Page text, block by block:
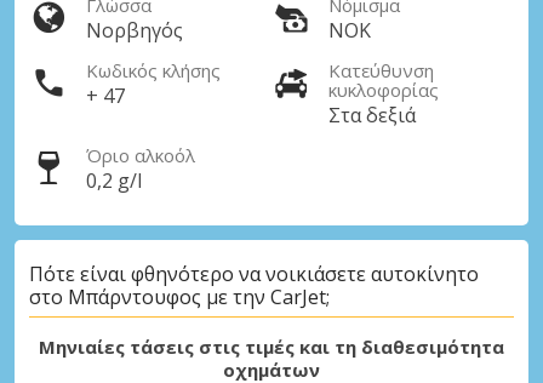
Γλώσσα
Νορβηγός
Νόμισμα
NOK
Κωδικός κλήσης
+ 47
Κατεύθυνση
κυκλοφορίας
Στα δεξιά
Όριο αλκοόλ
0,2 g/l
Πότε είναι φθηνότερο να νοικιάσετε αυτοκίνητο
στο Μπάρντουφος με την CarJet;
Μηνιαίες τάσεις στις τιμές και τη διαθεσιμότητα
οχημάτων